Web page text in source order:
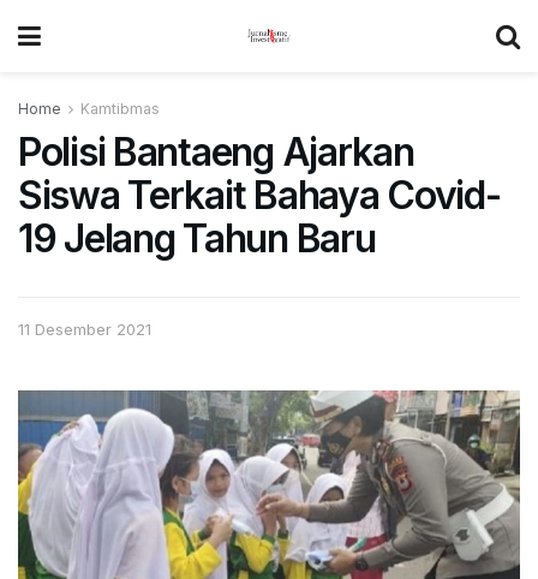
Home Kamtibmas
Polisi Bantaeng Ajarkan
Siswa Terkait Bahaya Covid-
19 Jelang Tahun Baru
11 Desember 2021